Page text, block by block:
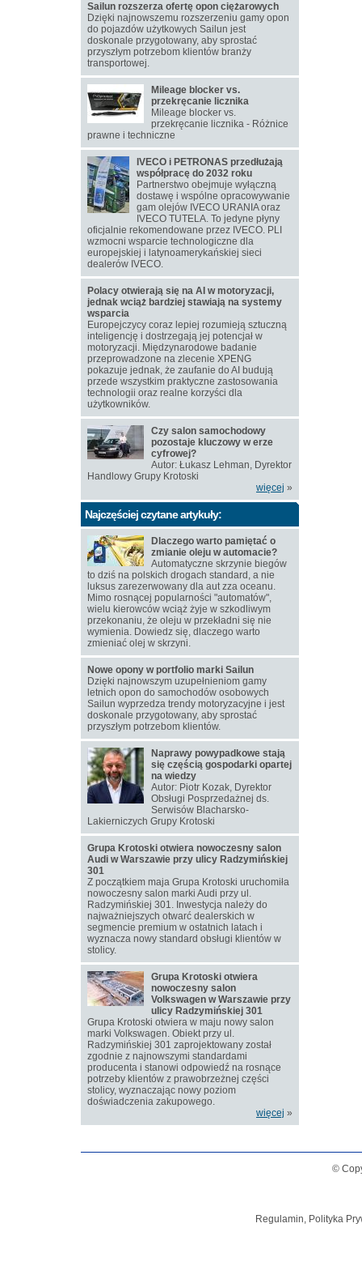
Sailun rozszerza ofertę opon ciężarowych
Dzięki najnowszemu rozszerzeniu gamy opon
do pojazdów użytkowych Sailun jest
doskonale przygotowany, aby sprostać
przyszłym potrzebom klientów branży
transportowej.
Mileage blocker vs.
przekręcanie licznika
Mileage blocker vs.
przekręcanie licznika - Różnice
prawne i techniczne
IVECO i PETRONAS przedłużają
współpracę do 2032 roku
Partnerstwo obejmuje wyłączną
dostawę i wspólne opracowywanie
gam olejów IVECO URANIA oraz
IVECO TUTELA. To jedyne płyny
oficjalnie rekomendowane przez IVECO. PLI
wzmocni wsparcie technologiczne dla
europejskiej i latynoamerykańskiej sieci
dealerów IVECO.
Polacy otwierają się na AI w motoryzacji,
jednak wciąż bardziej stawiają na systemy
wsparcia
Europejczycy coraz lepiej rozumieją sztuczną
inteligencję i dostrzegają jej potencjał w
motoryzacji. Międzynarodowe badanie
przeprowadzone na zlecenie XPENG
pokazuje jednak, że zaufanie do AI budują
przede wszystkim praktyczne zastosowania
technologii oraz realne korzyści dla
użytkowników.
Czy salon samochodowy
pozostaje kluczowy w erze
cyfrowej?
Autor: Łukasz Lehman, Dyrektor
Handlowy Grupy Krotoski
więcej »
Najczęściej czytane artykuły:
Dlaczego warto pamiętać o
zmianie oleju w automacie?
Automatyczne skrzynie biegów
to dziś na polskich drogach standard, a nie
luksus zarezerwowany dla aut zza oceanu.
Mimo rosnącej popularności "automatów",
wielu kierowców wciąż żyje w szkodliwym
przekonaniu, że oleju w przekładni się nie
wymienia. Dowiedz się, dlaczego warto
zmieniać olej w skrzyni.
Nowe opony w portfolio marki Sailun
Dzięki najnowszym uzupełnieniom gamy
letnich opon do samochodów osobowych
Sailun wyprzedza trendy motoryzacyjne i jest
doskonale przygotowany, aby sprostać
przyszłym potrzebom klientów.
Naprawy powypadkowe stają
się częścią gospodarki opartej
na wiedzy
Autor: Piotr Kozak, Dyrektor
Obsługi Posprzedażnej ds.
Serwisów Blacharsko-
Lakierniczych Grupy Krotoski
Grupa Krotoski otwiera nowoczesny salon
Audi w Warszawie przy ulicy Radzymińskiej
301
Z początkiem maja Grupa Krotoski uruchomiła
nowoczesny salon marki Audi przy ul.
Radzymińskiej 301. Inwestycja należy do
najważniejszych otwarć dealerskich w
segmencie premium w ostatnich latach i
wyznacza nowy standard obsługi klientów w
stolicy.
Grupa Krotoski otwiera
nowoczesny salon
Volkswagen w Warszawie przy
ulicy Radzymińskiej 301
Grupa Krotoski otwiera w maju nowy salon
marki Volkswagen. Obiekt przy ul.
Radzymińskiej 301 zaprojektowany został
zgodnie z najnowszymi standardami
producenta i stanowi odpowiedź na rosnące
potrzeby klientów z prawobrzeżnej części
stolicy, wyznaczając nowy poziom
doświadczenia zakupowego.
więcej »
©
Regulamin, Polityka